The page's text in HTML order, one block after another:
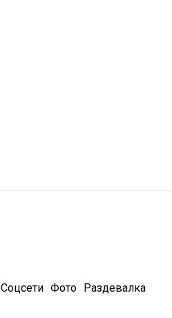
Соцсети Фото Раздевалка